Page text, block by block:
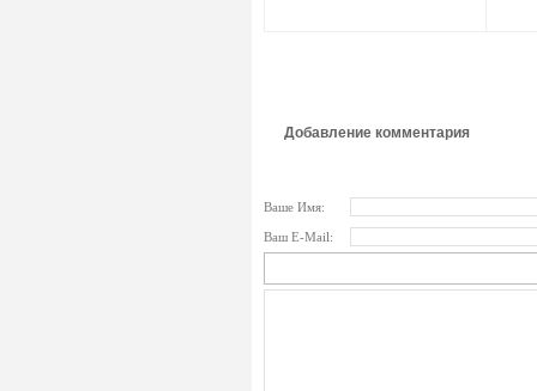
Добавление комментария
Ваше Имя:
Ваш E-Mail: